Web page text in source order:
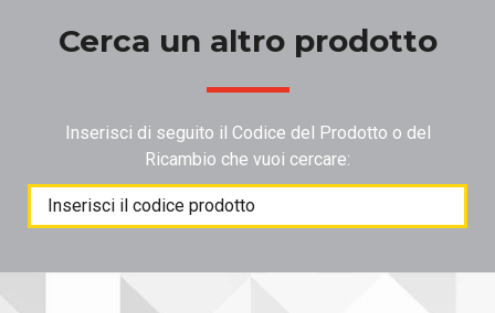
Cerca un altro prodotto
Inserisci di seguito il Codice del Prodotto o del
Ricambio che vuoi cercare:
Products
search